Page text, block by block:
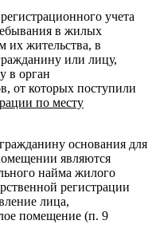
учета
в жилых
их жительства, в
или лицу,
в орган
от которых поступили
по месту
основания для
являются
найма жилого
регистрации
лица,
помещение (п. 9